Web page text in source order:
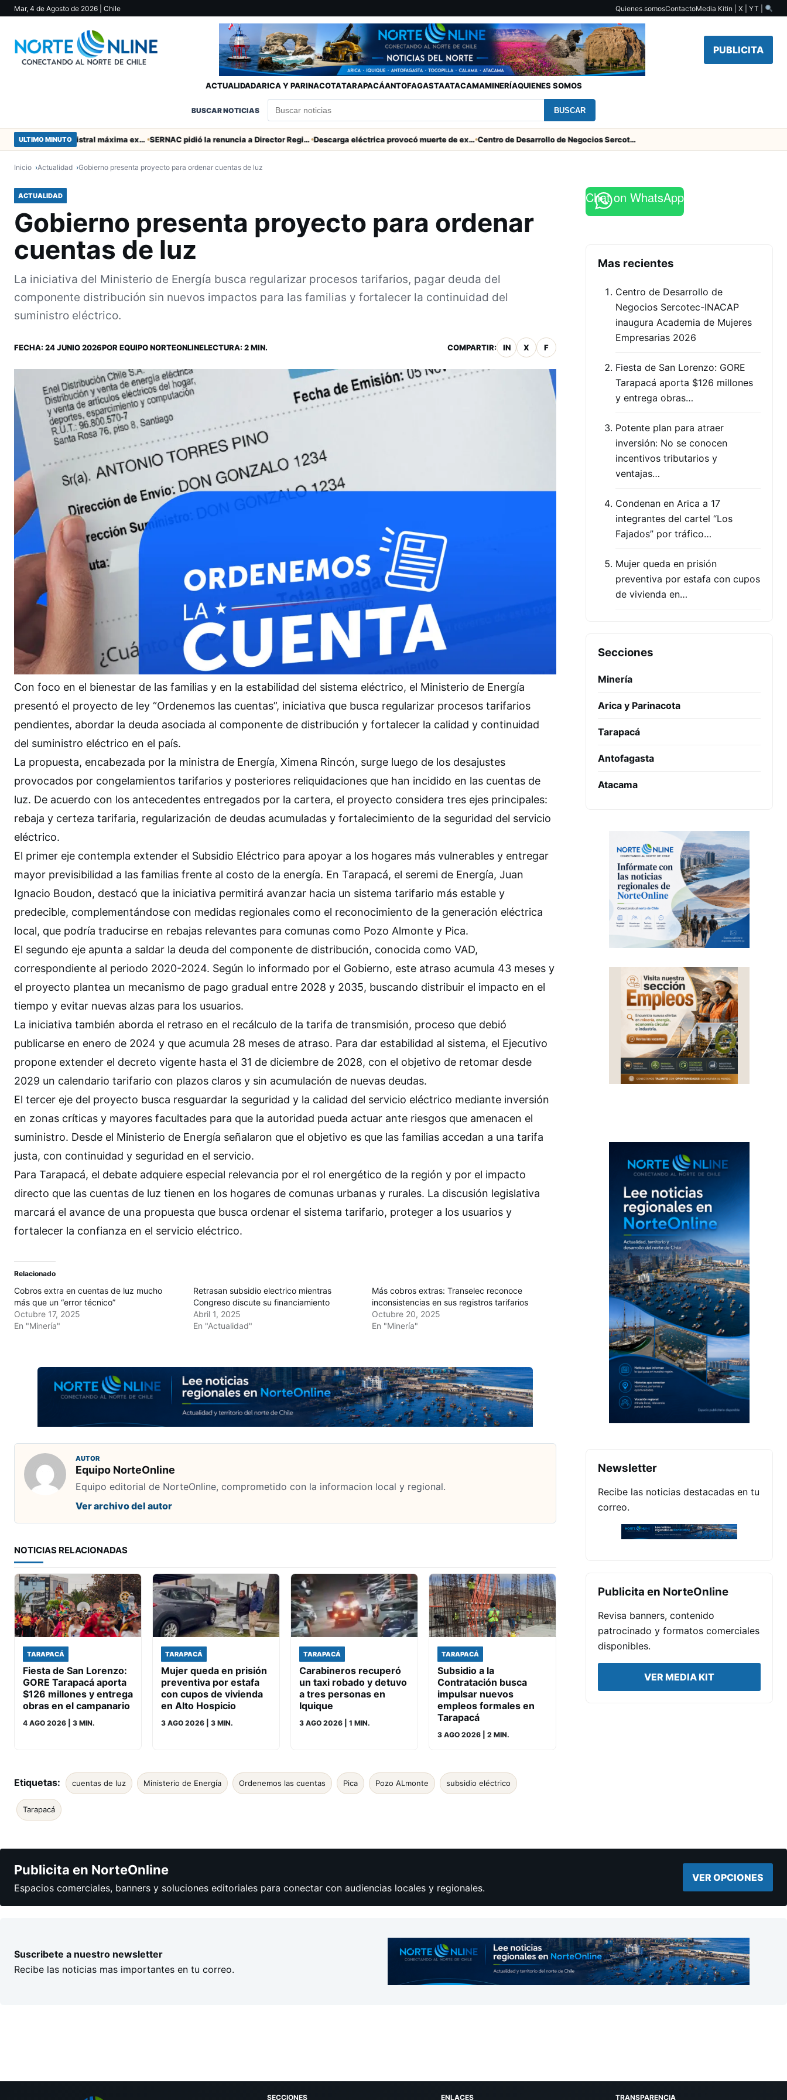
Mar, 4 de Agosto de 2026 | Chile Quienes somosContactoMedia Kitin | X | YT |
PUBLICITA
ACTUALIDADARICA Y PARINACOTATARAPACÁANTOFAGASTAATACAMAMINERÍAQUIENES SOMOS
BUSCAR NOTICIAS BUSCAR
ULTIMO MINUTO Murió tacneña Charito Mistral máxima exponente de la música criolla durante 50 años SERNAC pidió la renuncia a Director Regional (s) de Arica por contratar solo a militantes del Gobierno Descarga eléctrica provocó muerte de extranjero que robaba cables en Cerro Chuño Centro de Desarrollo de Negocios Sercotec-INACAP inaugura Academia de Mujeres Empresarias 2026
Inicio Actualidad Gobierno presenta proyecto para ordenar cuentas de luz
ACTUALIDAD
Gobierno presenta proyecto para ordenar
cuentas de luz
La iniciativa del Ministerio de Energía busca regularizar procesos tarifarios, pagar deuda del
componente distribución sin nuevos impactos para las familias y fortalecer la continuidad del
suministro eléctrico.
FECHA: 24 JUNIO 2026POR EQUIPO NORTEONLINELECTURA: 2 MIN. COMPARTIR: IN X F
Con foco en el bienestar de las familias y en la estabilidad del sistema eléctrico, el Ministerio de Energía
presentó el proyecto de ley “Ordenemos las cuentas”, iniciativa que busca regularizar procesos tarifarios
pendientes, abordar la deuda asociada al componente de distribución y fortalecer la calidad y continuidad
del suministro eléctrico en el país.
La propuesta, encabezada por la ministra de Energía, Ximena Rincón, surge luego de los desajustes
provocados por congelamientos tarifarios y posteriores reliquidaciones que han incidido en las cuentas de
luz. De acuerdo con los antecedentes entregados por la cartera, el proyecto considera tres ejes principales:
rebaja y certeza tarifaria, regularización de deudas acumuladas y fortalecimiento de la seguridad del servicio
eléctrico.
El primer eje contempla extender el Subsidio Eléctrico para apoyar a los hogares más vulnerables y entregar
mayor previsibilidad a las familias frente al costo de la energía. En Tarapacá, el seremi de Energía, Juan
Ignacio Boudon, destacó que la iniciativa permitirá avanzar hacia un sistema tarifario más estable y
predecible, complementándose con medidas regionales como el reconocimiento de la generación eléctrica
local, que podría traducirse en rebajas relevantes para comunas como Pozo Almonte y Pica.
El segundo eje apunta a saldar la deuda del componente de distribución, conocida como VAD,
correspondiente al periodo 2020-2024. Según lo informado por el Gobierno, este atraso acumula 43 meses y
el proyecto plantea un mecanismo de pago gradual entre 2028 y 2035, buscando distribuir el impacto en el
tiempo y evitar nuevas alzas para los usuarios.
La iniciativa también aborda el retraso en el recálculo de la tarifa de transmisión, proceso que debió
publicarse en enero de 2024 y que acumula 28 meses de atraso. Para dar estabilidad al sistema, el Ejecutivo
propone extender el decreto vigente hasta el 31 de diciembre de 2028, con el objetivo de retomar desde
2029 un calendario tarifario con plazos claros y sin acumulación de nuevas deudas.
El tercer eje del proyecto busca resguardar la seguridad y la calidad del servicio eléctrico mediante inversión
en zonas críticas y mayores facultades para que la autoridad pueda actuar ante riesgos que amenacen el
suministro. Desde el Ministerio de Energía señalaron que el objetivo es que las familias accedan a una tarifa
justa, con continuidad y seguridad en el servicio.
Para Tarapacá, el debate adquiere especial relevancia por el rol energético de la región y por el impacto
directo que las cuentas de luz tienen en los hogares de comunas urbanas y rurales. La discusión legislativa
marcará el avance de una propuesta que busca ordenar el sistema tarifario, proteger a los usuarios y
fortalecer la confianza en el servicio eléctrico.
Relacionado
Cobros extra en cuentas de luz mucho
más que un “error técnico”
Octubre 17, 2025
En "Minería"
Retrasan subsidio electrico mientras
Congreso discute su financiamiento
Abril 1, 2025
En "Actualidad"
Más cobros extras: Transelec reconoce
inconsistencias en sus registros tarifarios
Octubre 20, 2025
En "Minería"
AUTOR
Equipo NorteOnline
Equipo editorial de NorteOnline, comprometido con la informacion local y regional.
Ver archivo del autor
NOTICIAS RELACIONADAS
TARAPACÁ
Fiesta de San Lorenzo:
GORE Tarapacá aporta
$126 millones y entrega
obras en el campanario
4 AGO 2026 | 3 MIN.
TARAPACÁ
Mujer queda en prisión
preventiva por estafa
con cupos de vivienda
en Alto Hospicio
3 AGO 2026 | 3 MIN.
TARAPACÁ
Carabineros recuperó
un taxi robado y detuvo
a tres personas en
Iquique
3 AGO 2026 | 1 MIN.
TARAPACÁ
Subsidio a la
Contratación busca
impulsar nuevos
empleos formales en
Tarapacá
3 AGO 2026 | 2 MIN.
Etiquetas: cuentas de luz Ministerio de Energía Ordenemos las cuentas Pica Pozo ALmonte subsidio eléctrico
Tarapacá
Chat on WhatsApp
Mas recientes
Centro de Desarrollo de
Negocios Sercotec-INACAP
inaugura Academia de Mujeres
Empresarias 2026
Fiesta de San Lorenzo: GORE
Tarapacá aporta $126 millones
y entrega obras…
Potente plan para atraer
inversión: No se conocen
incentivos tributarios y
ventajas…
Condenan en Arica a 17
integrantes del cartel “Los
Fajados” por tráfico…
Mujer queda en prisión
preventiva por estafa con cupos
de vivienda en…
Secciones
Minería
Arica y Parinacota
Tarapacá
Antofagasta
Atacama
Newsletter
Recibe las noticias destacadas en tu
correo.
Publicita en NorteOnline
Revisa banners, contenido
patrocinado y formatos comerciales
disponibles.
VER MEDIA KIT
Publicita en NorteOnline
Espacios comerciales, banners y soluciones editoriales para conectar con audiencias locales y regionales.
VER OPCIONES
Suscribete a nuestro newsletter
Recibe las noticias mas importantes en tu correo.
SECCIONES ENLACES TRANSPARENCIA